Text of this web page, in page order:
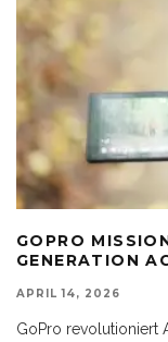
GOPRO
GENERATION
APRIL 14, 2026
GoPro revolutioniert